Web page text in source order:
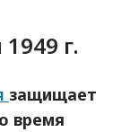
г.
защищает
время